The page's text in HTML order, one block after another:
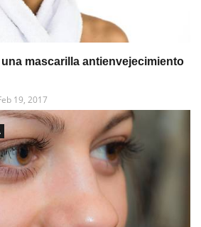
mascarilla antienvejecimiento
19, 2017